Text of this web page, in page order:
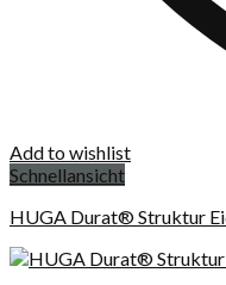
Add to wishlist
Schnellansicht
HUGA Durat® Struktur